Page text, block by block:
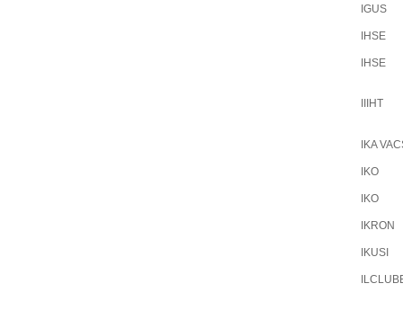
IGUS
IHSE
IHSE
IIIHT
IKA
IKO
IKO
IKRON
IKUSI